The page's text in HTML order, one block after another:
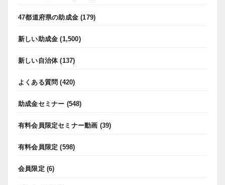
47都道府県の助成金 (179)
新しい助成金 (1,500)
新しい自治体(137)
よくある質問 (420)
助成金セミナー (548)
有料会員限定セミナー動画 (39)
有料会員限定 (598)
会員限定 (6)